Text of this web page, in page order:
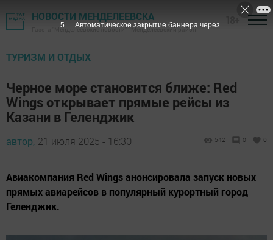
НОВОСТИ МЕНДЕЛЕЕВСКА
Газета "Менделеевские новости" - Менделеевский район
ТУРИЗМ И ОТДЫХ
Черное море становится ближе: Red
Wings открывает прямые рейсы из
Казани в Геленджик
автор, 21 июля 2025 - 16:30 542 0 0
Авиакомпания Red Wings анонсировала запуск новых
прямых авиарейсов в популярный курортный город
Геленджик.
4 Автоматическое закрытие баннера через